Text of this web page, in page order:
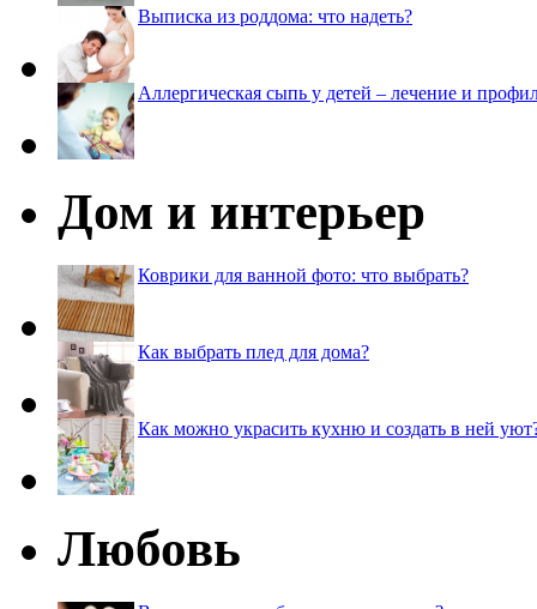
Выписка из роддома: что надеть?
Аллергическая сыпь у детей – лечение и
Дом и интерьер
Коврики для ванной фото: что выбрать?
Как выбрать плед для дома?
Как можно украсить кухню и создать в ней
Любовь